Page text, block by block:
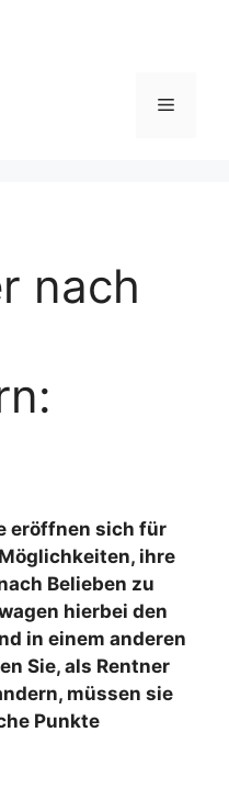
Menü
nach
eröffnen sich für
ihre
Belieben zu
hierbei den
in einem anderen
Sie, als Rentner
müssen sie
Punkte